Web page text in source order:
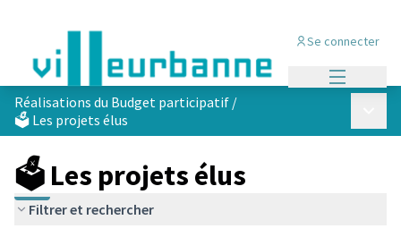
Se connecter
Réalisations du Budget participatif /
🗳️ Les projets élus
🗳️ Les projets élus
Filtrer et rechercher